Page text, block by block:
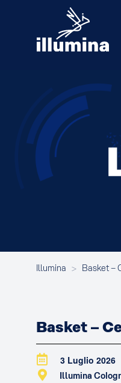
Illumina > Basket –
Basket –
3 Luglio 2026
Illumina